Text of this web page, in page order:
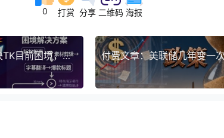
0 打赏 分享 二维码 海报
8月最新TikTok影视解说教学，新版解决TK目前困境，流量大，收益高